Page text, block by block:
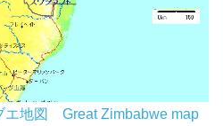
地図 Great Zimbabwe map